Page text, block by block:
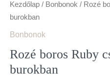
Kezdőlap / Bonbonok / Rozé
burokban
Bonbonok
Rozé boros Ruby
burokban